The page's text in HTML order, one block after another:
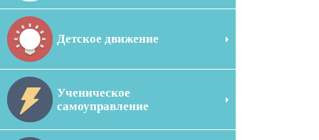
Детское движение
Ученическое
самоуправление